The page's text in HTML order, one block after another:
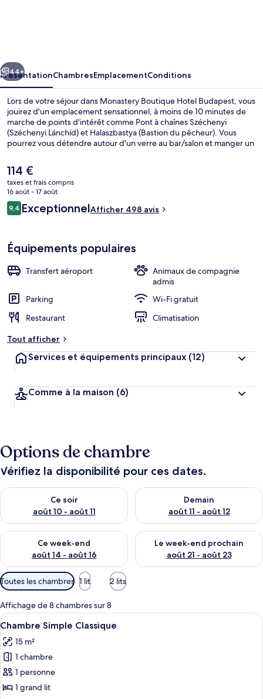
Suivant
44+
PrésentationChambresEmplacementConditions
Lors de votre séjour dans Monastery Boutique Hotel Budapest, vous
jouirez d'un emplacement sensationnel, à moins de 10 minutes de
marche de points d'intérêt comme Pont à chaînes Széchenyi
(Széchenyi Lánchíd) et Halaszbastya (Bastion du pêcheur). Vous
pourrez vous détendre autour d'un verre au bar/salon et manger un
hébergement : un snack-bar/une épicerie fine, une terrasse et un
jardin. Les autres voyageurs adorent le personnel attentionné et le
petit déjeuner. Les transports publics sont rapidement accessibles à
pied : Station de tram Halász utca se situe à quelques pas et Station
de métro Batthyány tér, à 7 min de marche à peine.
Le
prix
actuel
est
de
114 €
taxes et frais compris
16 août - 17 août
Avis
voyageurs
9,49,4 sur 10
ExceptionnelAfficher 498 avis
Équipements populaires
Transfert aéroport
Animaux de compagnie
admis
Parking
Wi-Fi gratuit
Restaurant
Climatisation
Tout afficher
Services et équipements principaux (12)
Comme à la maison (6)
Options de chambre
Vérifiez la disponibilité pour ces dates.
Ce soir
août 10 - août 11
Vérifier la disponibilité pour ce soir août 10 - août 11
Demain
août 11 - août 12
Vérifier la disponibilité pour
Ce week-end
août 14 - août 16
Vérifier la disponibilité pour ce week-end août 14 - août 16
Le week-end prochain
août 21 - août 23
Vérifier la disponibilité pour
Filtres
disponibles
pour
les
chambres
Toutes les chambres 1 lit 2 lits
Affichage de 8 chambres sur 8
Afficher
toutes
les
photos
pour
ce
Une chambre d’hôtel avec un lit,
4
Chambre Simple Classique
15 m²
1 chambre
1 personne
1 grand lit